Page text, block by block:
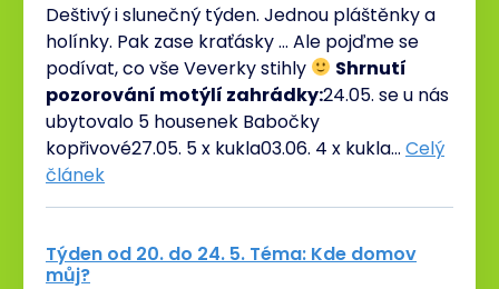
Deštivý i slunečný týden. Jednou pláštěnky a
holínky. Pak zase kraťásky … Ale pojďme se
podívat, co vše Veverky stihly
Shrnutí
pozorování motýlí zahrádky:24.05. se u nás
ubytovalo 5 housenek Babočky
kopřivové27.05. 5 x kukla03.06. 4 x kukla… Celý
článek
Týden od 20. do 24. 5. Téma: Kde domov
můj?